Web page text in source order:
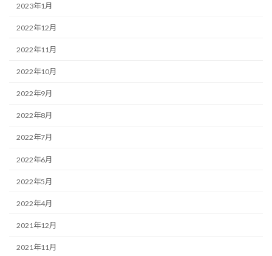
2023年1月
2022年12月
2022年11月
2022年10月
2022年9月
2022年8月
2022年7月
2022年6月
2022年5月
2022年4月
2021年12月
2021年11月